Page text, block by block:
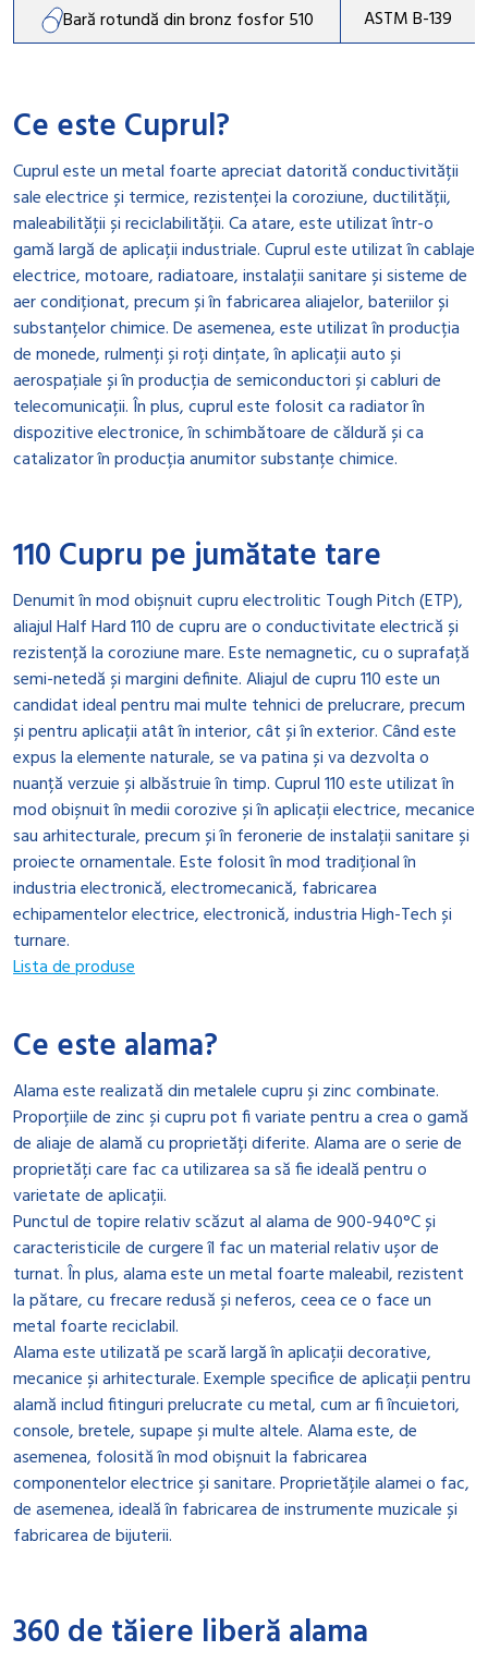
Bară rotundă din bronz fosfor 510 ASTM B-139
Ce este Cuprul?
Cuprul este un metal foarte apreciat datorită conductivității
sale electrice și termice, rezistenței la coroziune, ductilității,
maleabilității și reciclabilității. Ca atare, este utilizat într-o
gamă largă de aplicații industriale. Cuprul este utilizat în cablaje
electrice, motoare, radiatoare, instalații sanitare și sisteme de
aer condiționat, precum și în fabricarea aliajelor, bateriilor și
substanțelor chimice. De asemenea, este utilizat în producția
de monede, rulmenți și roți dințate, în aplicații auto și
aerospațiale și în producția de semiconductori și cabluri de
telecomunicații. În plus, cuprul este folosit ca radiator în
dispozitive electronice, în schimbătoare de căldură și ca
catalizator în producția anumitor substanțe chimice.
110 Cupru pe jumătate tare
Denumit în mod obișnuit cupru electrolitic Tough Pitch (ETP),
aliajul Half Hard 110 de cupru are o conductivitate electrică și
rezistență la coroziune mare. Este nemagnetic, cu o suprafață
semi-netedă și margini definite. Aliajul de cupru 110 este un
candidat ideal pentru mai multe tehnici de prelucrare, precum
și pentru aplicații atât în ​​interior, cât și în exterior. Când este
expus la elemente naturale, se va patina și va dezvolta o
nuanță verzuie și albăstruie în timp. Cuprul 110 este utilizat în
mod obișnuit în medii corozive și în aplicații electrice, mecanice
sau arhitecturale, precum și în feronerie de instalații sanitare și
proiecte ornamentale. Este folosit în mod tradițional în
industria electronică, electromecanică, fabricarea
echipamentelor electrice, electronică, industria High-Tech și
turnare.
Lista de produse
Ce este alama?
Alama este realizată din metalele cupru și zinc combinate.
Proporțiile de zinc și cupru pot fi variate pentru a crea o gamă
de aliaje de alamă cu proprietăți diferite. Alama are o serie de
proprietăți care fac ca utilizarea sa să fie ideală pentru o
varietate de aplicații.
Punctul de topire relativ scăzut al alama de 900-940°C și
caracteristicile de curgere îl fac un material relativ ușor de
turnat. În plus, alama este un metal foarte maleabil, rezistent
la pătare, cu frecare redusă și neferos, ceea ce o face un
metal foarte reciclabil.
Alama este utilizată pe scară largă în aplicații decorative,
mecanice și arhitecturale. Exemple specifice de aplicații pentru
alamă includ fitinguri prelucrate cu metal, cum ar fi încuietori,
console, bretele, supape și multe altele. Alama este, de
asemenea, folosită în mod obișnuit la fabricarea
componentelor electrice și sanitare. Proprietățile alamei o fac,
de asemenea, ideală în fabricarea de instrumente muzicale și
fabricarea de bijuterii.
360 de tăiere liberă alama